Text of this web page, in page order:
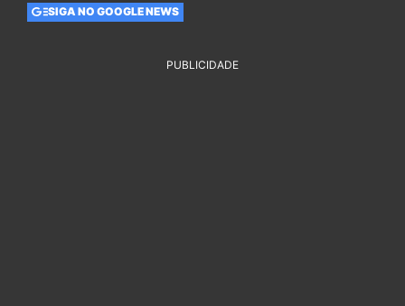
SIGA NO GOOGLE NEWS
PUBLICIDADE